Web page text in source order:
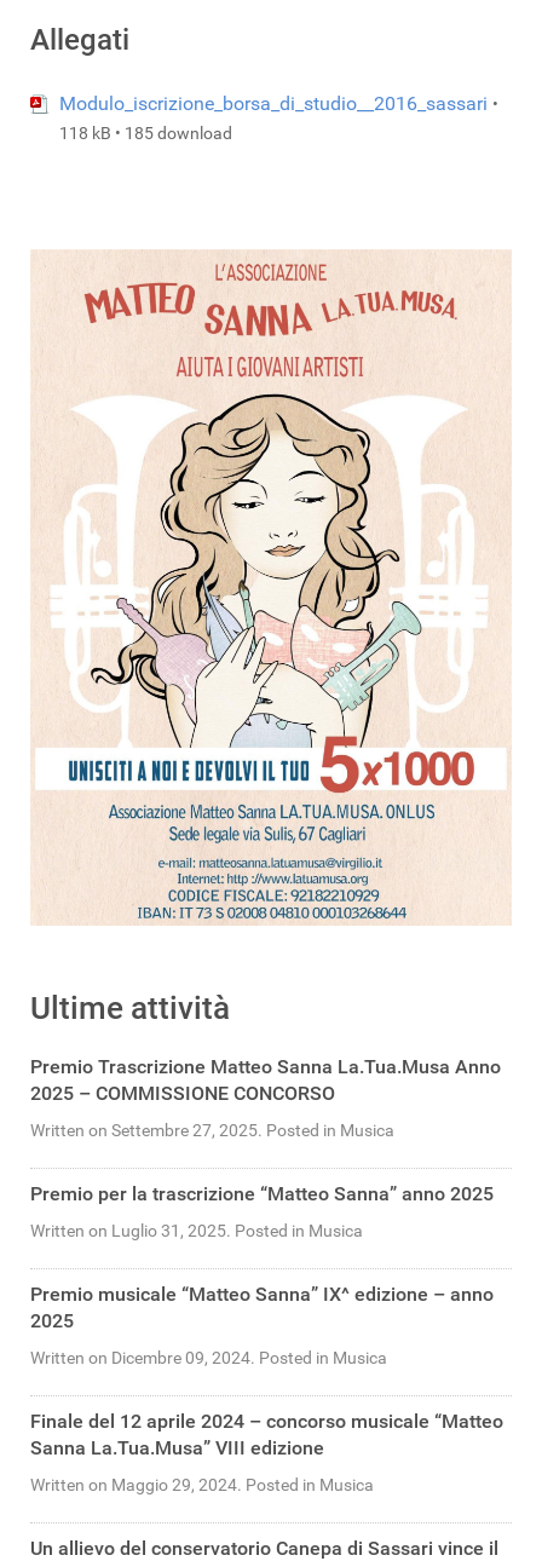
Allegati
Modulo_iscrizione_borsa_di_studio__2016_sassari •
118 kB • 185 download
Ultime attività
Premio Trascrizione Matteo Sanna La.Tua.Musa Anno
2025 – COMMISSIONE CONCORSO
Written on Settembre 27, 2025. Posted in Musica
Premio per la trascrizione “Matteo Sanna” anno 2025
Written on Luglio 31, 2025. Posted in Musica
Premio musicale “Matteo Sanna” IX^ edizione – anno
2025
Written on Dicembre 09, 2024. Posted in Musica
Finale del 12 aprile 2024 – concorso musicale “Matteo
Sanna La.Tua.Musa” VIII edizione
Written on Maggio 29, 2024. Posted in Musica
Un allievo del conservatorio Canepa di Sassari vince il